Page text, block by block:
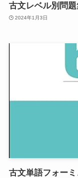
古文レベル別問
2024年1月3日
古文単語フォー